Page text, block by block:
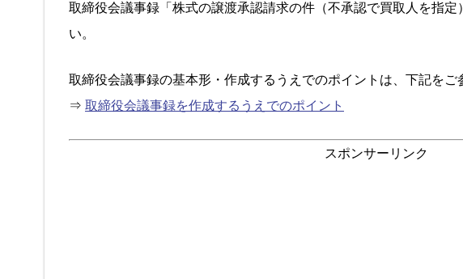
取締役会議事録「株式の譲渡承認請求の件（不承認で買取人を指
い。
取締役会議事録の基本形・作成するうえでのポイントは、下記をご
⇒ 取締役会議事録を作成するうえでのポイント
スポンサーリンク